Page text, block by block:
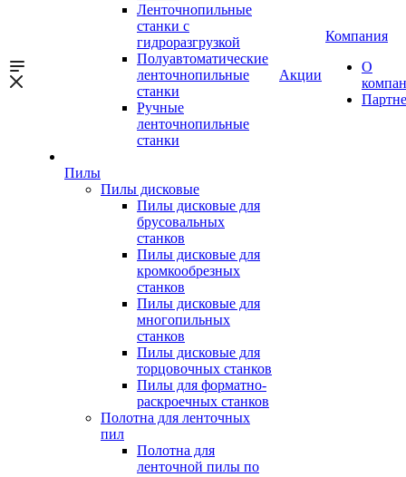
Ленточнопильные
станки с
гидроразгрузкой
Полуавтоматические
ленточнопильные
станки
Ручные
ленточнопильные
станки
Пилы
Пилы дисковые
Пилы дисковые для
брусовальных
станков
Пилы дисковые для
кромкообрезных
станков
Пилы дисковые для
многопильных
станков
Пилы дисковые для
торцовочных станков
Пилы для форматно-
раскроечных станков
Полотна для ленточных
пил
Полотна для
ленточной пилы по
Акции
Компания
О